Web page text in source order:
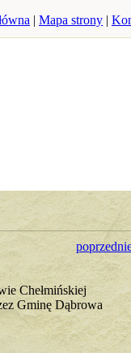
| Mapa strony |
Chełmińskiej
Gminę Dąbrowa